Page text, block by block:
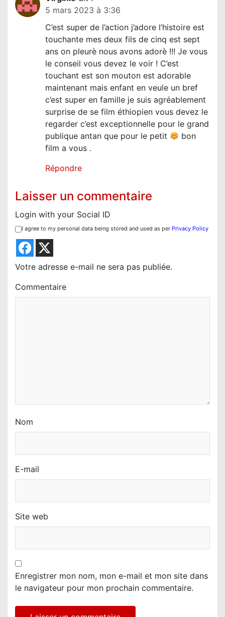
5 mars 2023 à 3:36
C’est super de l’action j’adore l’histoire est
touchante mes deux fils de cinq est sept
ans on pleurè nous avons adorè !!! Je vous
le conseil vous devez le voir ! C’est
touchant est son mouton est adorable
maintenant mais enfant en veule un bref
c’est super en famille je suis agréablement
surprise de se film éthiopien vous devez le
regarder c’est exceptionnelle pour le grand
publique antan que pour le petit
bon
film a vous .
Répondre
Laisser un commentaire
Login with your Social ID
I agree to my personal data being stored and used as per Privacy Policy
Votre adresse e-mail ne sera pas publiée.
Commentaire
Nom
E-mail
Site web
Enregistrer mon nom, mon e-mail et mon site dans
le navigateur pour mon prochain commentaire.